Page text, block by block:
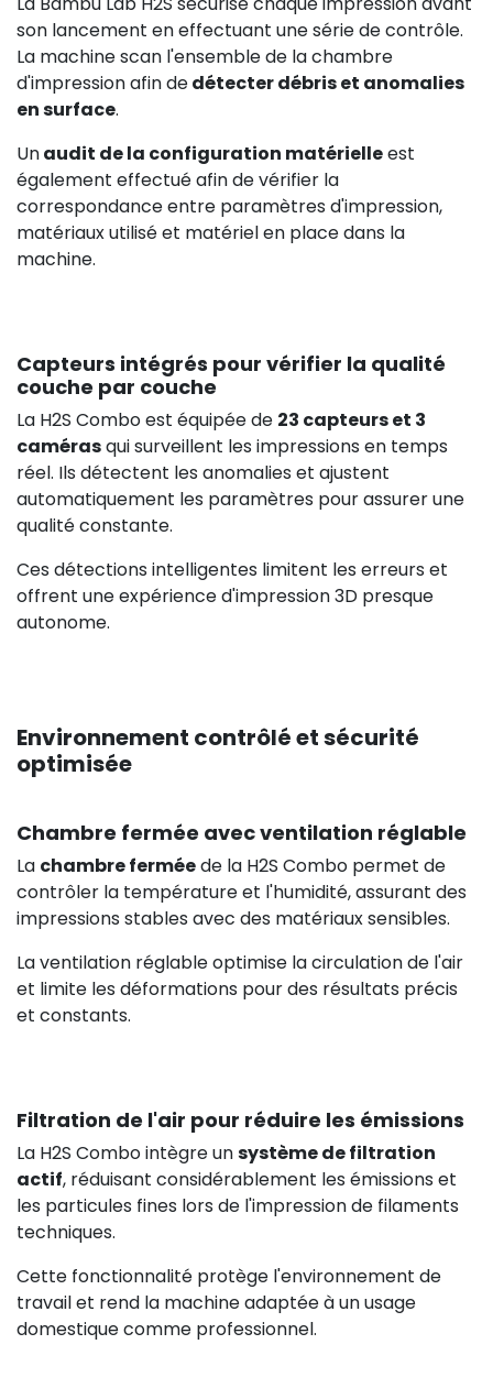
son lancement en effectuant une série de contrôle.
La machine scan l'ensemble de la chambre
d'impression afin dedétecter débris et anomalies
en surface.
Unaudit de la configuration matérielleest
également effectué afin de vérifier la
correspondance entre paramètres d'impression,
matériaux utilisé et matériel en place dans la
machine.
Capteurs intégrés pour vérifier la qualité
couche par couche
La H2S Combo est équipée de 23 capteurs et 3
camérasqui surveillent les impressions en temps
réel. Ils détectent les anomalies et ajustent
automatiquement les paramètres pour assurer une
qualité constante.
Ces détections intelligentes limitent les erreurs et
offrent une expérience d'impression 3D presque
autonome.
Environnement contrôlé et sécurité
optimisée
Chambre fermée avec ventilation réglable
La chambre ferméede la H2S Combo permet de
contrôler la température et l'humidité, assurant des
impressions stables avec des matériaux sensibles.
La ventilation réglable optimise la circulation de l'air
et limite les déformations pour des résultats précis
et constants.
Filtration de l'air pour réduire les émissions
La H2S Combo intègre unsystème de filtration
actif, réduisant considérablement les émissions et
les particules fines lors de l'impression de filaments
techniques.
Cette fonctionnalité protège l'environnement de
travail et rend la machine adaptée à un usage
domestique comme professionnel.